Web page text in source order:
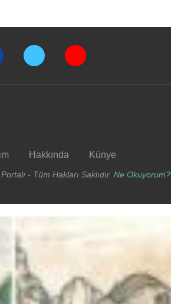
Hakkında Künye
- Tüm Hakları Saklıdır. Ne Okuyorum?